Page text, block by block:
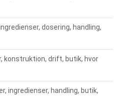
dosering, handling,
konstruktion, drift, butik, hvor
ingredienser, handling, butik,